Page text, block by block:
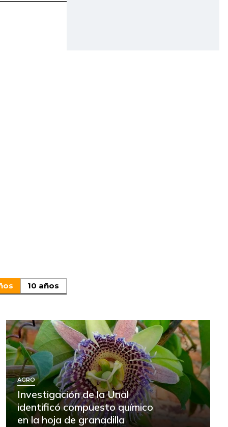
10 años
AGRO
Investigación de la Unal
identificó compuesto químico
en la hoja de granadilla